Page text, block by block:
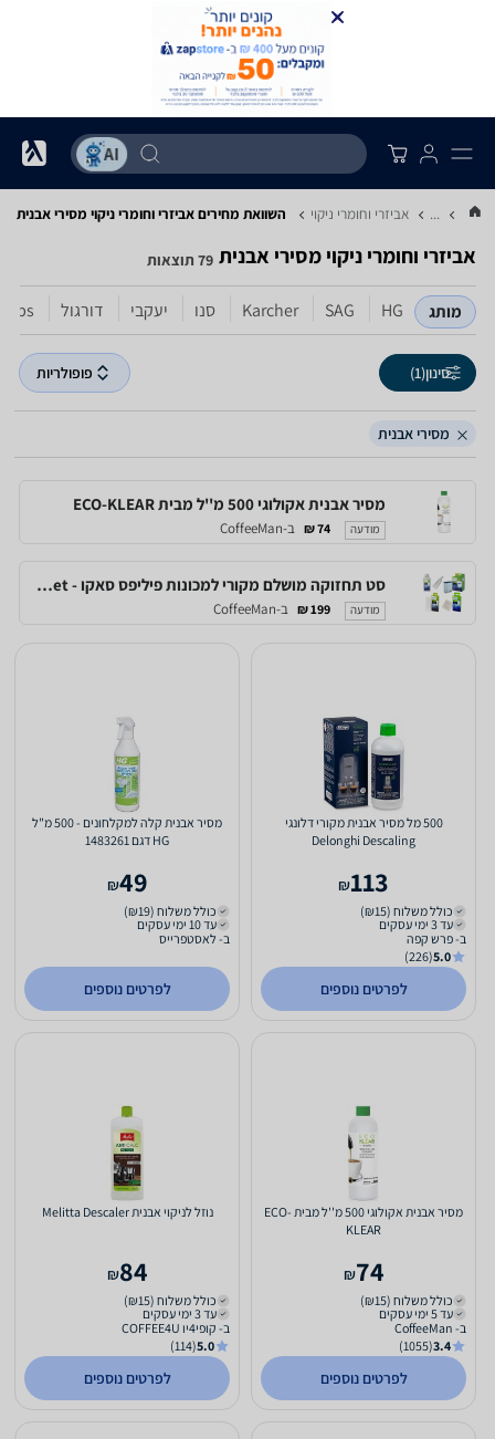
... אביזרי וחומרי ניקוי השוואת מחירים אביזרי וחומרי ניקוי ‏מסירי אבנית
אביזרי וחומרי ניקוי ‏מסירי אבנית 79 תוצאות
מותג HG
SAG
Karcher סנו יעקבי דורגול
סינון(1) פופולריות
מסירי אבנית
מסיר אבנית אקולוגי 500 מ''ל מבית ECO-KLEAR
מודעה 74 ₪ ב-CoffeeMan
סט תחזוקה מושלם מקורי למכונות פיליפס סאקו - Philips Saeco Maintenance set -כולל ניקוי מערכת החלב
מודעה 199 ₪ ב-CoffeeMan
500 מל מסיר אבנית מקורי דלונגי
Delonghi Descaling
113
₪
כולל משלוח (₪15)
עד 3 ימי עסקים
ב- פרש קפה
5.0
(226)
לפרטים נוספים
מסיר אבנית קלה למקלחונים - 500 מ"ל
HG דגם 1483261
49
₪
כולל משלוח (₪19)
עד 10 ימי עסקים
ב- לאסטפרייס
לפרטים נוספים
מסיר אבנית אקולוגי 500 מ''ל מבית ECO-
KLEAR
74
₪
כולל משלוח (₪15)
עד 5 ימי עסקים
ב- CoffeeMan
3.4
(1055)
לפרטים נוספים
נוזל לניקוי אבנית Melitta Descaler
84
₪
כולל משלוח (₪15)
עד 3 ימי עסקים
ב- קופי4יו COFFEE4U
5.0
(114)
לפרטים נוספים